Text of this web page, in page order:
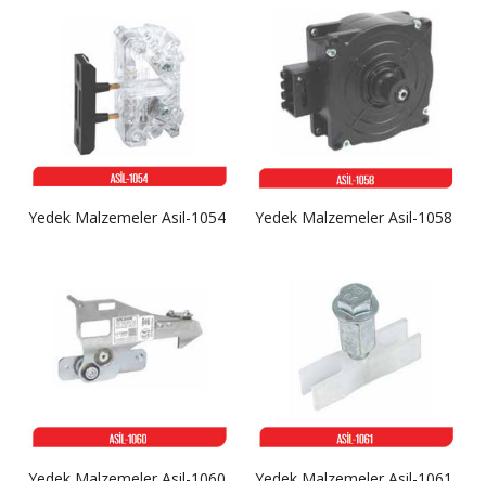
Yedek Malzemeler Asil-1054 Yedek Malzemeler Asil-1058